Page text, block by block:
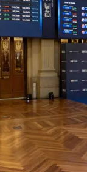
enteros,
llevado a
del
producido